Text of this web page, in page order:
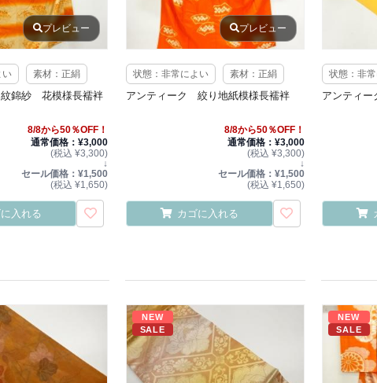
プレビュー
い 素材：正絹
錦紗 花模様長襦袢
8/8から50％OFF！
通常価格：¥3,000
(税込 ¥3,300)
↓
セール価格：¥1,500
(税込 ¥1,650)
入れる
プレビュー
状態：非常によい 素材：正絹
アンティーク 絞り地紙模様長襦袢
8/8から50％OFF！
通常価格：¥3,000
(税込 ¥3,300)
↓
セール価格：¥1,500
(税込 ¥1,650)
カゴに入れる
状態：非
アンティ
NEW
SALE
NEW
SALE